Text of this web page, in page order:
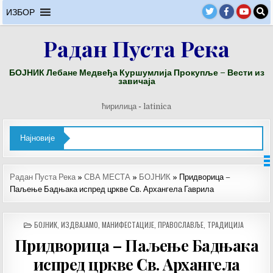
to
ИЗБОР
Радан Пуста Река
БОЈНИК Лебане Медвеђа Куршумлија Прокупље – Вести из
завичаја
ћирилица - latinica
Најновије
Радан Пуста Река»СВА МЕСТА » БОЈНИК » Придворица –
Паљење Бадњака испред цркве Св. Архангела Гаврила
POSTED
БОЈНИК, ИЗДВАЈАМО МАНИФЕСТАЦИЈЕ, ПРАВОСЛАВЉЕ, ТРАДИЦИЈА
Придворица – Паљење Бадњака
испред цркве Св. Архангела